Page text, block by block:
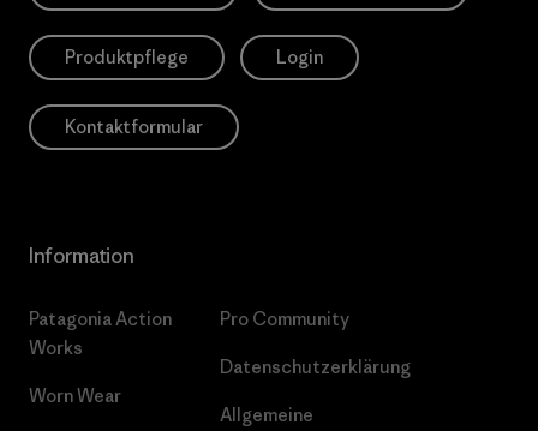
Produktpflege Login
Kontaktformular
Information
Patagonia Action
Works
Worn Wear
Pro Community
Datenschutzerklärung
Allgemeine